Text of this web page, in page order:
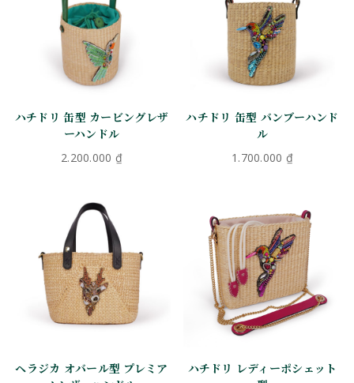
ハチドリ 缶型 カービングレザ
ーハンドル
2.200.000 ₫
ハチドリ 缶型 バンブーハンド
ル
1.700.000 ₫
ヘラジカ オバール型 プレミア
ハチドリ レディーポシェット